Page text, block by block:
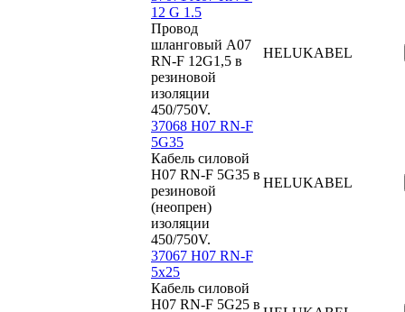
12 G 1.5
Провод
шланговый A07
RN-F 12G1,5 в
резиновой
изоляции
450/750V.
HELUKABEL
37068 H07 RN-F
5G35
Кабель силовой
H07 RN-F 5G35 в
резиновой
(неопрен)
изоляции
450/750V.
HELUKABEL
37067 H07 RN-F
5x25
Кабель силовой
H07 RN-F 5G25 в